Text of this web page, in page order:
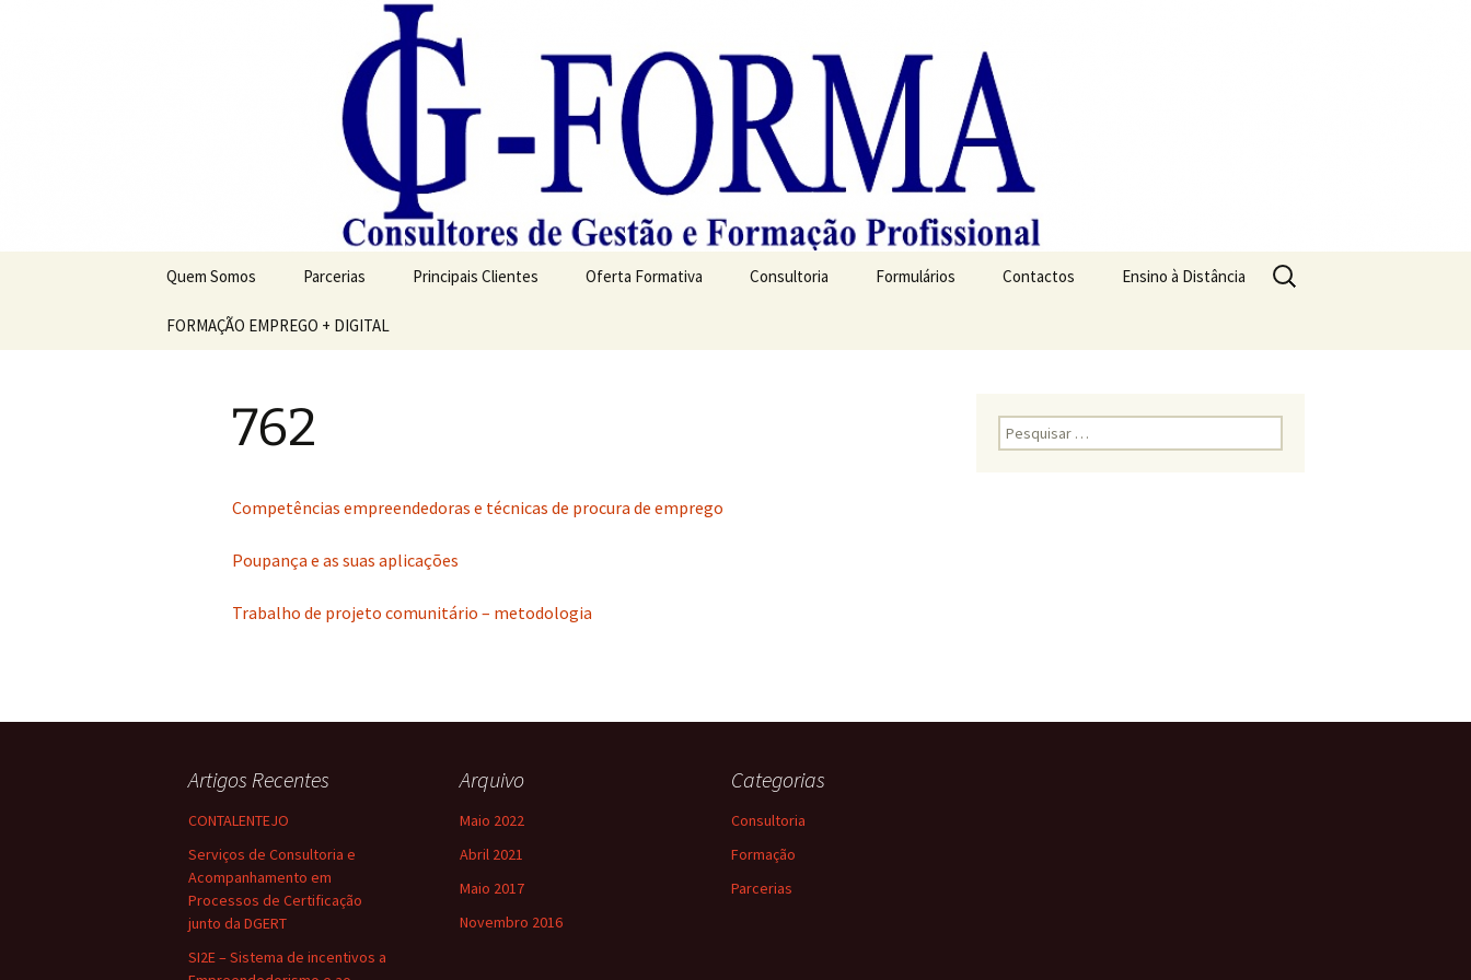
Quem Somos Parcerias Principais Clientes Oferta Formativa Consultoria Formulários Contactos Ensino à Distância
FORMAÇÃO EMPREGO + DIGITAL
Pesquisar
por:
762
Competências empreendedoras e técnicas de procura de emprego
Poupança e as suas aplicações
Trabalho de projeto comunitário – metodologia
Pesquisar
por:
Artigos Recentes
CONTALENTEJO
Serviços de Consultoria e
Acompanhamento em
Processos de Certificação
junto da DGERT
SI2E – Sistema de incentivos a
Arquivo
Maio 2022
Abril 2021
Maio 2017
Novembro 2016
Categorias
Consultoria
Formação
Parcerias